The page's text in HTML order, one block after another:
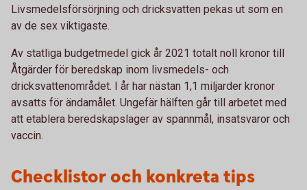
Livsmedelsförsörjning och dricksvatten pekas ut som en
av de sex viktigaste.
Av statliga budgetmedel gick år 2021 totalt noll kronor till
Åtgärder för beredskap inom livsmedels- och
dricksvattenområdet. I år har nästan 1,1 miljarder kronor
avsatts för ändamålet. Ungefär hälften går till arbetet med
att etablera beredskapslager av spannmål, insatsvaror och
vaccin.
Checklistor och konkreta tips